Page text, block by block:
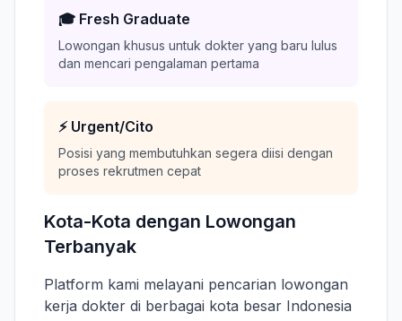
🎓 Fresh Graduate
Lowongan khusus untuk dokter yang baru lulus
dan mencari pengalaman pertama
⚡ Urgent/Cito
Posisi yang membutuhkan segera diisi dengan
proses rekrutmen cepat
Kota-Kota dengan Lowongan
Terbanyak
Platform kami melayani pencarian lowongan
kerja dokter di berbagai kota besar Indonesia